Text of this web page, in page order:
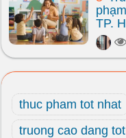
TP.
thuc pham tot nhat
truong cao dang